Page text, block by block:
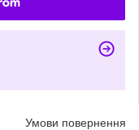
Умови повернення